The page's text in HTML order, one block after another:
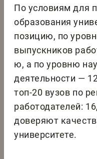
По условиям для
образования
позицию, по
выпускников
ю, а по уровню
деятельности —
топ-20 вузов по
работодателей:
доверяют
университете.